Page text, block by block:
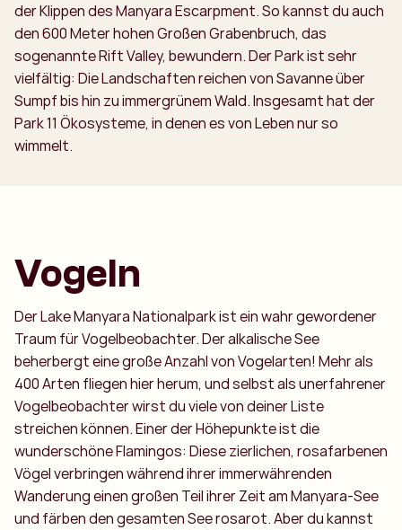
der Klippen des Manyara Escarpment. So kannst du auch
den 600 Meter hohen Großen Grabenbruch, das
sogenannte Rift Valley, bewundern. Der Park ist sehr
vielfältig: Die Landschaften reichen von Savanne über
Sumpf bis hin zu immergrünem Wald. Insgesamt hat der
Park 11 Ökosysteme, in denen es von Leben nur so
wimmelt.
Vogeln
Der Lake Manyara Nationalpark ist ein wahr gewordener
Traum für Vogelbeobachter. Der alkalische See
beherbergt eine große Anzahl von Vogelarten! Mehr als
400 Arten fliegen hier herum, und selbst als unerfahrener
Vogelbeobachter wirst du viele von deiner Liste
streichen können. Einer der Höhepunkte ist die
wunderschöne Flamingos: Diese zierlichen, rosafarbenen
Vögel verbringen während ihrer immerwährenden
Wanderung einen großen Teil ihrer Zeit am Manyara-See
und färben den gesamten See rosarot. Aber du kannst